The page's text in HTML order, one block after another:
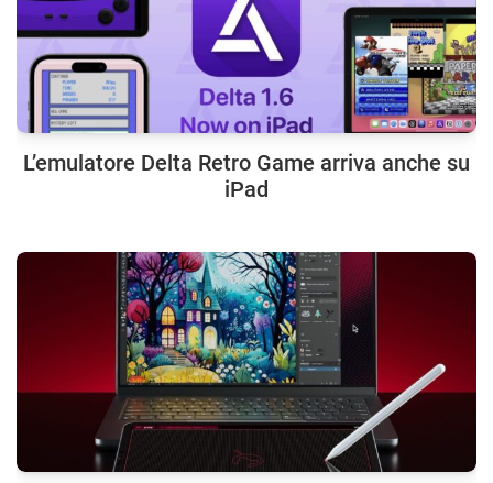
L’emulatore Delta Retro Game arriva anche su
iPad